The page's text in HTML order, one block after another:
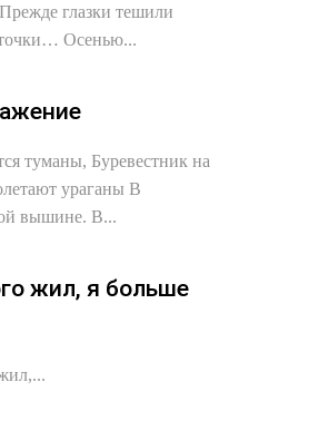
глазки тешили
Осенью...
туманы, Буревестник на
ураганы В
вышине. В...
жил, я больше